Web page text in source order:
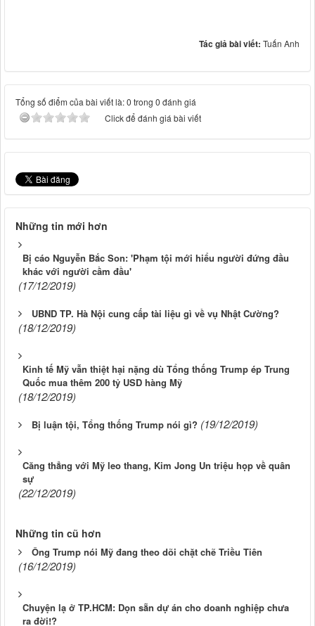
Tác giả bài viết: Tuấn Anh
Tổng số điểm của bài viết là: 0 trong 0 đánh giá
Click để đánh giá bài viết
Những tin mới hơn
Bị cáo Nguyễn Bắc Son: 'Phạm tội mới hiểu người đứng đầu
khác với người cầm đầu'
(17/12/2019)
UBND TP. Hà Nội cung cấp tài liệu gì về vụ Nhật Cường?
(18/12/2019)
Kinh tế Mỹ vẫn thiệt hại nặng dù Tổng thống Trump ép Trung
Quốc mua thêm 200 tỷ USD hàng Mỹ
(18/12/2019)
Bị luận tội, Tổng thống Trump nói gì? (19/12/2019)
Căng thẳng với Mỹ leo thang, Kim Jong Un triệu họp về quân
sự
(22/12/2019)
Những tin cũ hơn
Ông Trump nói Mỹ đang theo dõi chặt chẽ Triều Tiên
(16/12/2019)
Chuyện lạ ở TP.HCM: Dọn sẵn dự án cho doanh nghiệp chưa
ra đời!?